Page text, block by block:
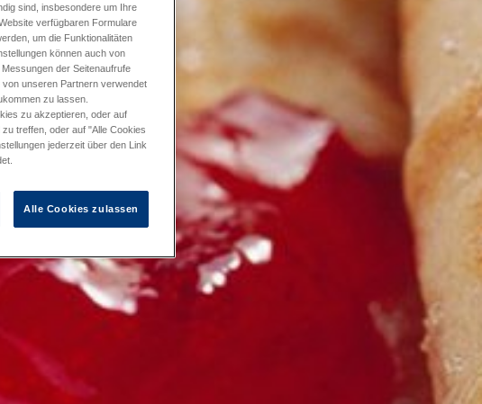
sind, insbesondere um Ihre
verfügbaren Formulare
um die Funktionalitäten
können auch von
der Seitenaufrufe
unseren Partnern verwendet
zu lassen.
zu akzeptieren, oder auf
treffen, oder auf "Alle Cookies
jederzeit über den Link
Alle Cookies zulassen